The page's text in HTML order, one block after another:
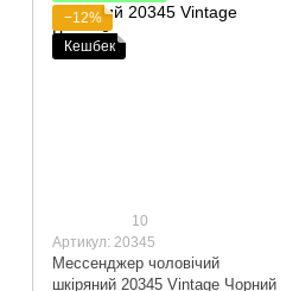
−12%
Кешбек
10
Артикул: 20345
Мессенджер чоловічий
шкіряний 20345 Vintage Чорний